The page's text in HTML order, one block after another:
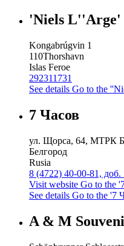
'Niels L''Arge'
Kongabrúgvin 1
110Thorshavn
Islas Feroe
292311731
See details Go to the
7 Часов
ул. Щорса, 64, МТРК
Белгород
Rusia
8 (4722) 40-00-81, доб.
Visit website Go to the
See details Go to the '7
A & M